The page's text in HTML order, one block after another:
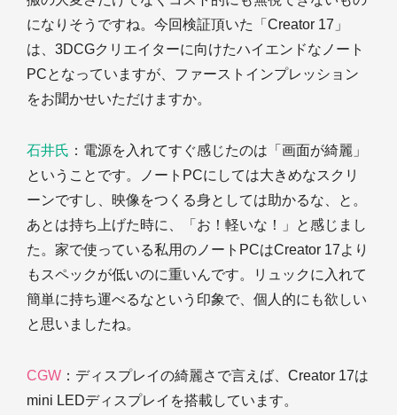
になりそうですね。今回検証頂いた「Creator 17」
は、3DCGクリエイターに向けたハイエンドなノート
PCとなっていますが、ファーストインプレッション
をお聞かせいただけますか。
石井氏 ：電源を入れてすぐ感じたのは「画面が綺麗」
ということです。ノートPCにしては大きめなスクリ
ーンですし、映像をつくる身としては助かるな、と。
あとは持ち上げた時に、「お！軽いな！」と感じまし
た。家で使っている私用のノートPCはCreator 17より
もスペックが低いのに重いんです。リュックに入れて
簡単に持ち運べるなという印象で、個人的にも欲しい
と思いましたね。
CGW ：ディスプレイの綺麗さで言えば、Creator 17は
mini LEDディスプレイを搭載しています。